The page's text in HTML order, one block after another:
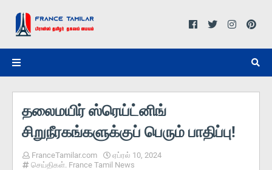
தலைமயிர் ஸ்ரெய்ட்னிங்
சிறுநீரகங்களுக்குப் பெரும் பாதிப்பு!
FranceTamilar.com
ஏப்ரல் 10, 2024
செய்திகள். France Tamil News